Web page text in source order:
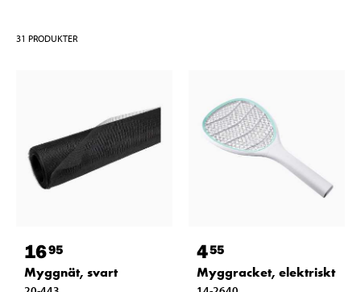
31 PRODUKTER
1695
Myggnät, svart
455
Myggracket, elektriskt